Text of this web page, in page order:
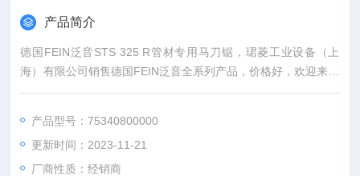
产品简介
德国FEIN泛音STS 325 R管材专用马刀锯，珺菱工业设备（上
海）有限公司销售德国FEIN泛音全系列产品，价格好，欢迎来确
认。
产品型号：75340800000
更新时间：2023-11-21
厂商性质：经销商